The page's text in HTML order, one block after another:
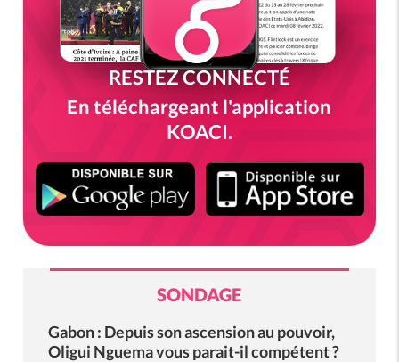
RESTEZ CONNECTÉ
En téléchargeant l'application
KOACI.
SONDAGE
Gabon : Depuis son ascension au pouvoir,
Oligui Nguema vous parait-il compétent ?